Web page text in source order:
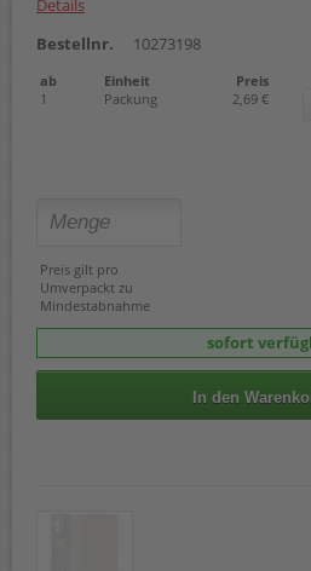
Details
Bestellnr.
10273198
ab Einheit
Preis
1
Packung 2,69 €
Preis gilt pro
Umverpackt zu
Mindestabnahme
sofort
In den